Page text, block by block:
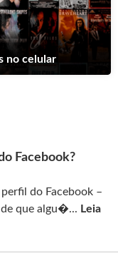
no celular
Facebook?
do Facebook –
de que algu�... Leia